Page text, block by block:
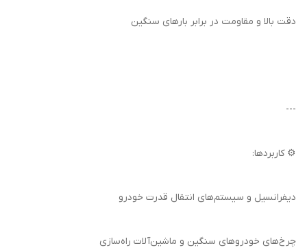
دقت بالا و مقاومت در برابر بارهای سنگین
---
⚙️ کاربردها:
دیفرانسیل و سیستم‌های انتقال قدرت خودرو
چرخ‌های خودروهای سنگین و ماشین‌آلات راه‌سازی